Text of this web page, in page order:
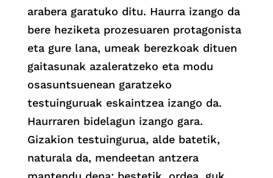
arabera garatuko ditu. Haurra izango da
bere heziketa prozesuaren protagonista
eta gure lana, umeak berezkoak dituen
gaitasunak azaleratzeko eta modu
osasuntsuenean garatzeko
testuinguruak eskaintzea izango da.
Haurraren bidelagun izango gara.
Gizakion testuingurua, alde batetik,
naturala da, mendeetan antzera